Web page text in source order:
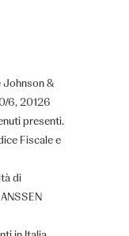
Johnson &
6, 20126
presenti.
Fiscale e
di